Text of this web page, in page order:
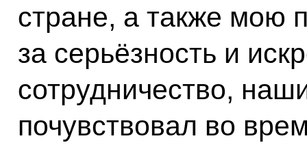
стране, а также мою
за серьёзность и
сотрудничество,
почувствовал во